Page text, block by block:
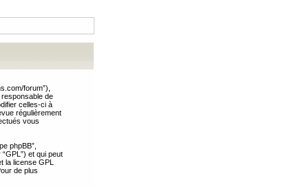
forum”),
responsable de
celles-ci à
régulièrement
vous
phpBB”,
et qui peut
la license GPL
de plus